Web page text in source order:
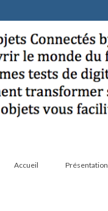
Accueil Présentation